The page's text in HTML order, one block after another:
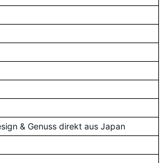
& Genuss direkt aus Japan